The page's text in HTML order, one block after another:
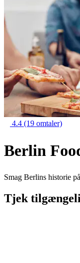
4.4 (19 omtaler)
Berlin
Smag Berlins historie
Tjek